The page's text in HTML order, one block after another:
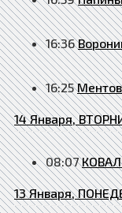
16:36
16:25
14 Января,
08:07
13 Января,